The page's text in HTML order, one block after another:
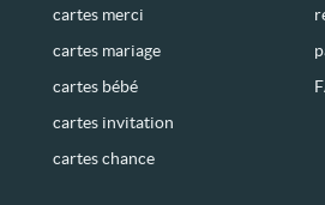
cartes merci
cartes mariage
cartes bébé
cartes invitation
cartes chance